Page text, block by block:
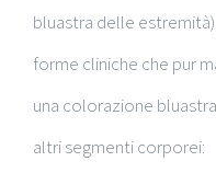
bluastra delle
forme cliniche che pur
una colorazione
altri segmenti corporei: